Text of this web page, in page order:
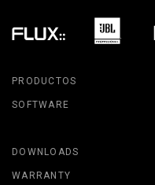
PRODUCTOS
SOFTWARE
DOWNLOADS
WARRANTY